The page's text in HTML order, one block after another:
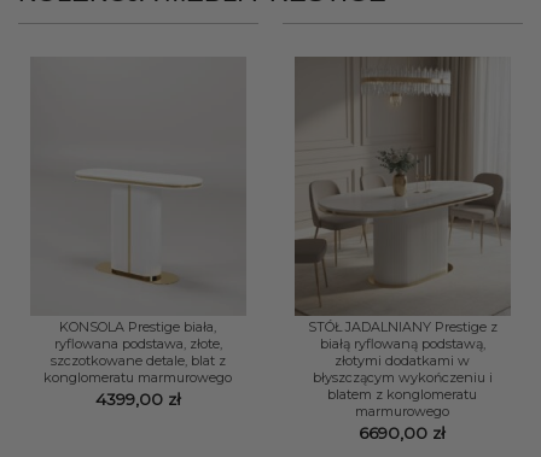
KONSOLA Prestige biała,
ryflowana podstawa, złote,
szczotkowane detale, blat z
konglomeratu marmurowego
4399,00 zł
STÓŁ JADALNIANY Prestige z
białą ryflowaną podstawą,
złotymi dodatkami w
błyszczącym wykończeniu i
blatem z konglomeratu
marmurowego
6690,00 zł